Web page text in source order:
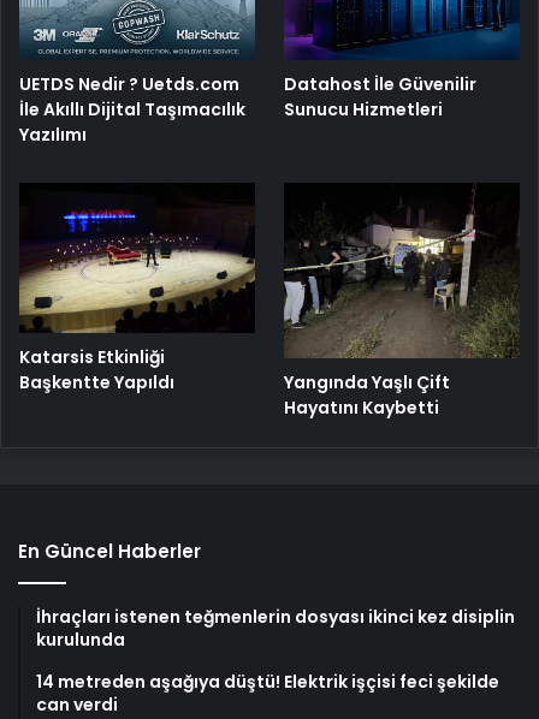
UETDS Nedir ? Uetds.com
İle Akıllı Dijital Taşımacılık
Yazılımı
Datahost İle Güvenilir
Sunucu Hizmetleri
Katarsis Etkinliği
Başkentte Yapıldı
Yangında Yaşlı Çift
Hayatını Kaybetti
En Güncel Haberler
İhraçları istenen teğmenlerin dosyası ikinci kez disiplin
kurulunda
14 metreden aşağıya düştü! Elektrik işçisi feci şekilde
can verdi